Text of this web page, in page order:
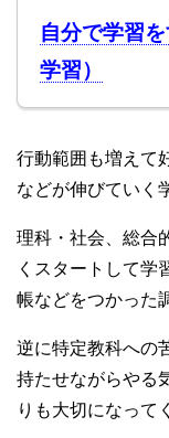
自分で学習
学習）
行動範囲も増えて
などが伸びていく
理科・社会、総合
くスタートして学
帳などをつかった
逆に特定教科への
持たせながらやる
りも大切になって